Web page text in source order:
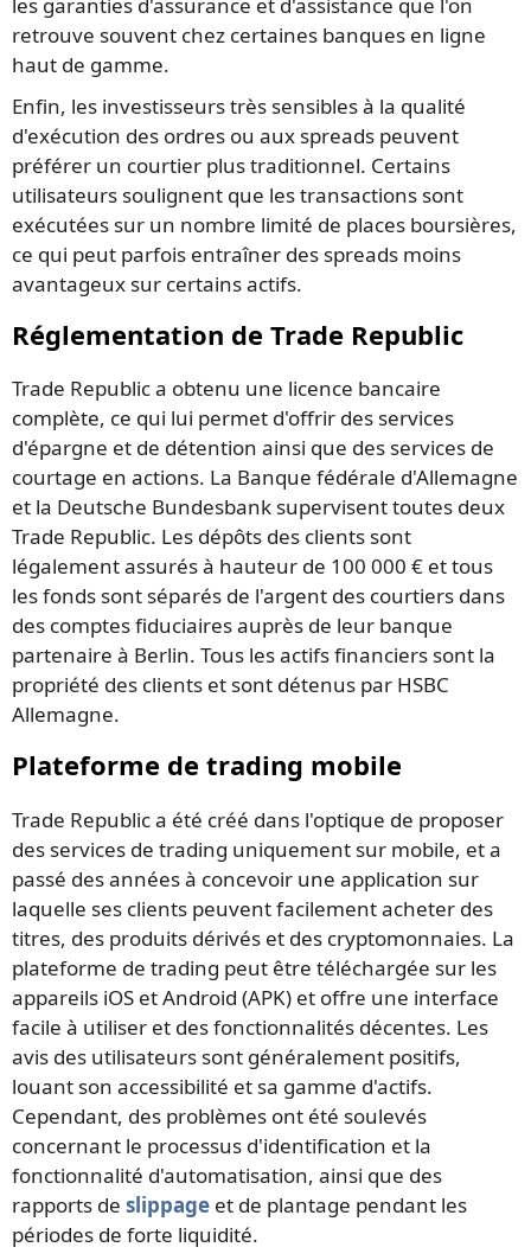
retrouve souvent chez certaines banques en ligne
haut de gamme.
Enfin, les investisseurs très sensibles à la qualité
d'exécution des ordres ou aux spreads peuvent
préférer un courtier plus traditionnel. Certains
utilisateurs soulignent que les transactions sont
exécutées sur un nombre limité de places boursières,
ce qui peut parfois entraîner des spreads moins
avantageux sur certains actifs.
Réglementation de Trade Republic
Trade Republic a obtenu une licence bancaire
complète, ce qui lui permet d'offrir des services
d'épargne et de détention ainsi que des services de
courtage en actions. La Banque fédérale d'Allemagne
et la Deutsche Bundesbank supervisent toutes deux
Trade Republic. Les dépôts des clients sont
légalement assurés à hauteur de 100 000 € et tous
les fonds sont séparés de l'argent des courtiers dans
des comptes fiduciaires auprès de leur banque
partenaire à Berlin. Tous les actifs financiers sont la
propriété des clients et sont détenus par HSBC
Allemagne.
Plateforme de trading mobile
Trade Republic a été créé dans l'optique de proposer
des services de trading uniquement sur mobile, et a
passé des années à concevoir une application sur
laquelle ses clients peuvent facilement acheter des
titres, des produits dérivés et des cryptomonnaies. La
plateforme de trading peut être téléchargée sur les
appareils iOS et Android (APK) et offre une interface
facile à utiliser et des fonctionnalités décentes. Les
avis des utilisateurs sont généralement positifs,
louant son accessibilité et sa gamme d'actifs.
Cependant, des problèmes ont été soulevés
concernant le processus d'identification et la
fonctionnalité d'automatisation, ainsi que des
rapports de slippage et de plantage pendant les
périodes de forte liquidité.